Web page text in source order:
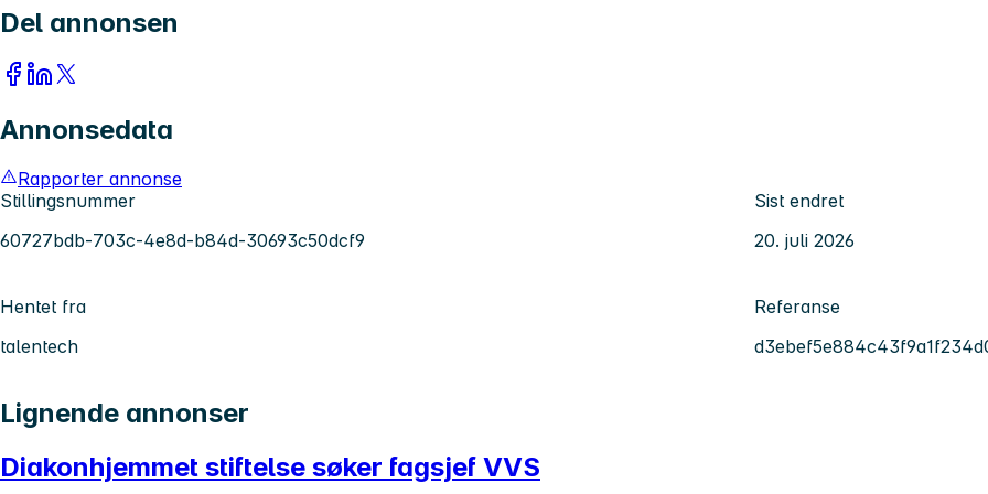
Del annonsen
Annonsedata
Rapporter annonse
Stillingsnummer
60727bdb-703c-4e8d-b84d-30693c50dcf9
Sist endret
20. juli 2026
Hentet fra
talentech
Referanse
Lignende annonser
Diakonhjemmet stiftelse søker fagsjef VVS